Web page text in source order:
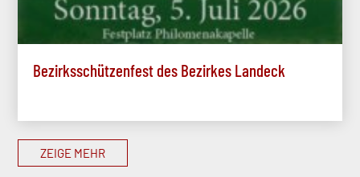
Bezirksschützenfest des Bezirkes Landeck
ZEIGE MEHR